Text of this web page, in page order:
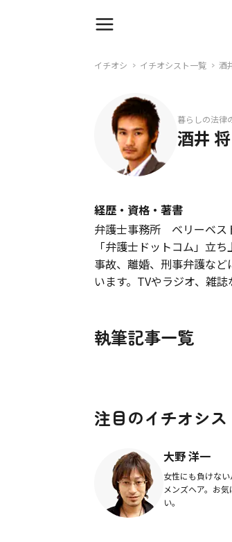
イチオシ イチオシスト一覧 酒
暮らしの法律
酒井 将
経歴・資格・著書
弁護士事務所 ベリーベス
「弁護士ドットコム」立
事故、離婚、刑事弁護な
います。TVやラジオ、雑誌
執筆記事一覧
注目のイチオシス
大野 洋一
女性にも負けな
メンズヘア。お
い。